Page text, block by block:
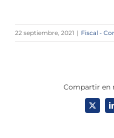
22 septiembre, 2021 | Fiscal -
Compartir en
X